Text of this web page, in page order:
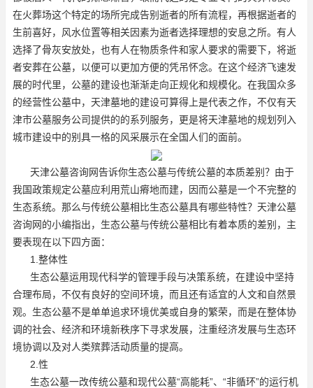
在火葬场这个特定的场所完成告别逝者的所有流程，再根据逝者的
生前喜好，风水位置等相关因素为逝者选择理想的安息之所。有人
选择了骨灰安放处，也有人在物质条件和家人要求的需要下，将逝
者安葬在公墓，以便可以更加方便的凭吊怀念。在这个经济飞速发
展的时代里，公墓的建设也渐渐走向正规化和规模化。在我国众多
的经营性公墓中，天津墓地的建设可算得上是代表之作，不仅有天
津市公墓服务公司提供的的系列服务，更是将天津墓地的规划列入
城市建设中的别具一格的风采展示在全国人们的面前。
天津公墓咨询网告诉你生态公墓与传统公墓的本质差别？由于
我国政策规定公墓应利用荒山瘠地而建，因而公墓是一个不完整的
生态系统。那么与传统公墓相比生态公墓具有哪些特性？天津公墓
咨询网的小编指出，生态公墓与传统公墓相比有着本质的差别，主
要表现在以下四方面：
1.整体性
生态公墓运用现代科学的管理手段与决策系统，在建设中坚持
合理布局，不仅有良好的空间环境，而且还有适宜的人文和自然景
观。生态公墓不是单单追求环境优美或自身的繁荣，而是在整体协
调的社会、经济和环境新秩序下寻求发展，注重经济发展与生态环
境协调以及对人类殡葬活动质量的提高。
2.性
生态公墓一改传统公墓和现代公墓“高能耗”、“非循环”的运行机